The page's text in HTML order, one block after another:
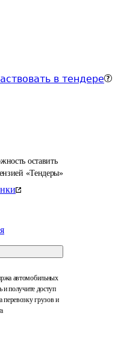
в тендере
оставить
«Тендеры»
автомобильных
и получите доступ
перевозку грузов и